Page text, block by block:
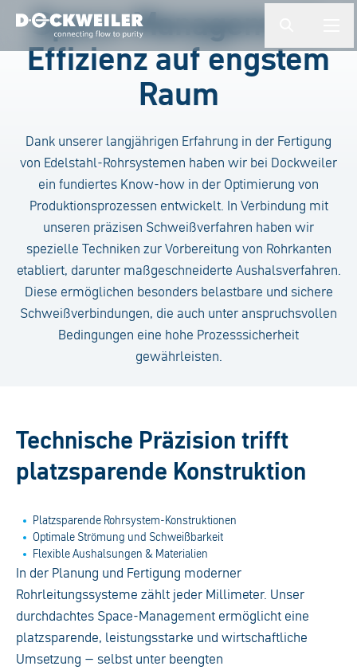
Landing page
Suchbegriff eingeben
Space-Management:
Effizienz auf engstem
Raum
Dank unserer langjährigen Erfahrung in der Fertigung
von Edelstahl-Rohrsystemen haben wir bei Dockweiler
ein fundiertes Know-how in der Optimierung von
Produktionsprozessen entwickelt. In Verbindung mit
unseren präzisen Schweißverfahren haben wir
spezielle Techniken zur Vorbereitung von Rohrkanten
etabliert, darunter maßgeschneiderte Aushalsverfahren.
Diese ermöglichen besonders belastbare und sichere
Schweißverbindungen, die auch unter anspruchsvollen
Bedingungen eine hohe Prozesssicherheit
gewährleisten.
Technische Präzision trifft
platzsparende Konstruktion
Platzsparende Rohrsystem-Konstruktionen
Optimale Strömung und Schweißbarkeit
Flexible Aushalsungen & Materialien
In der Planung und Fertigung moderner
Rohrleitungssysteme zählt jeder Millimeter. Unser
durchdachtes Space-Management ermöglicht eine
platzsparende, leistungsstarke und wirtschaftliche
Umsetzung – selbst unter beengten